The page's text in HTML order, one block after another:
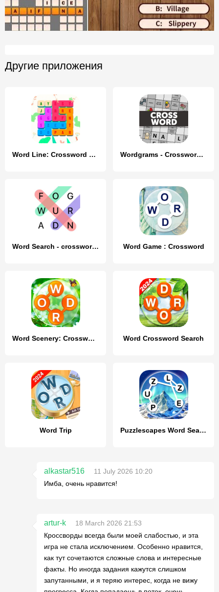
Другие приложения
Word Line: Crossword Puzzles Wordgrams - Crossword & Puzzle
Word Search - crossword puzzle Word Game : Crossword
Word Scenery: Crossword Word Crossword Search
Word Trip Puzzlescapes Word Search Games
alkastar516
11 July 2026 10:20
Имба, очень нравится!
artur-k
18 March 2026 21:53
Кроссворды всегда были моей слабостью, и эта
игра не стала исключением. Особенно нравится,
как тут сочетаются сложные слова и интересные
факты. Но иногда задания кажутся слишком
запутанными, и я теряю интерес, когда не вижу